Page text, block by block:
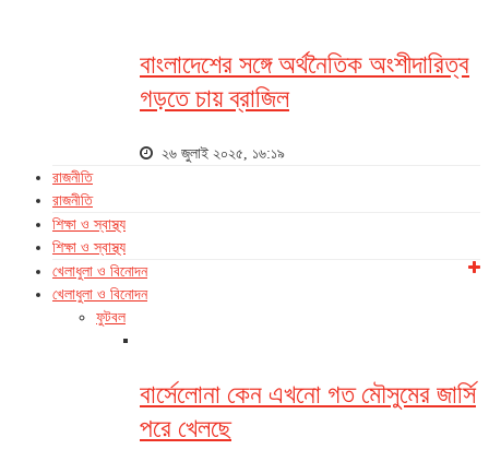
বাংলাদেশের সঙ্গে অর্থনৈতিক অংশীদারিত্ব
গড়তে চায় ব্রাজিল
২৬ জুলাই ২০২৫, ১৬:১৯
রাজনীতি
রাজনীতি
শিক্ষা ও স্বাস্থ্য
শিক্ষা ও স্বাস্থ্য
খেলাধুলা ও বিনোদন
খেলাধুলা ও বিনোদন
ফুটবল
বার্সেলোনা কেন এখনো গত মৌসুমের জার্সি
পরে খেলছে